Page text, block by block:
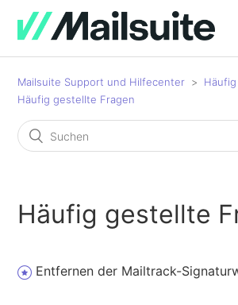
Mailsuite Support und Hilfecenter
Häufig gestellte Fragen
Häufig gestellte
Entfernen der Mailtrack-